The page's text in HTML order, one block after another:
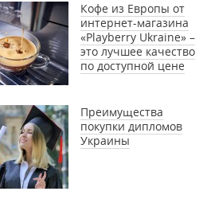
Кофе из Европы от
интернет-магазина
«Playberry Ukraine» –
это лучшее качество
по доступной цене
Преимущества
покупки дипломов
Украины